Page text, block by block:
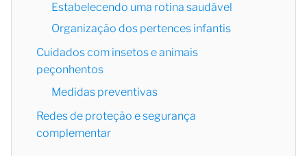
Estabelecendo uma rotina saudável
Organização dos pertences infantis
Cuidados com insetos e animais
peçonhentos
Medidas preventivas
Redes de proteção e segurança
complementar